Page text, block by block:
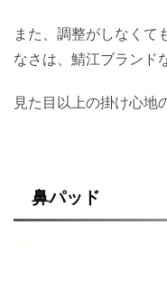
また、調整がしなくて
なさは、鯖江ブランド
見た目以上の掛け心地
鼻パッド